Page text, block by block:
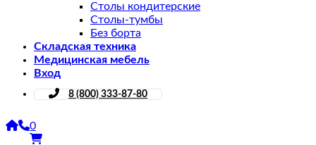
Столы кондитерские
Столы-тумбы
Без борта
Складская техника
Медицинская мебель
Вход
8 (800) 333-87-80
0